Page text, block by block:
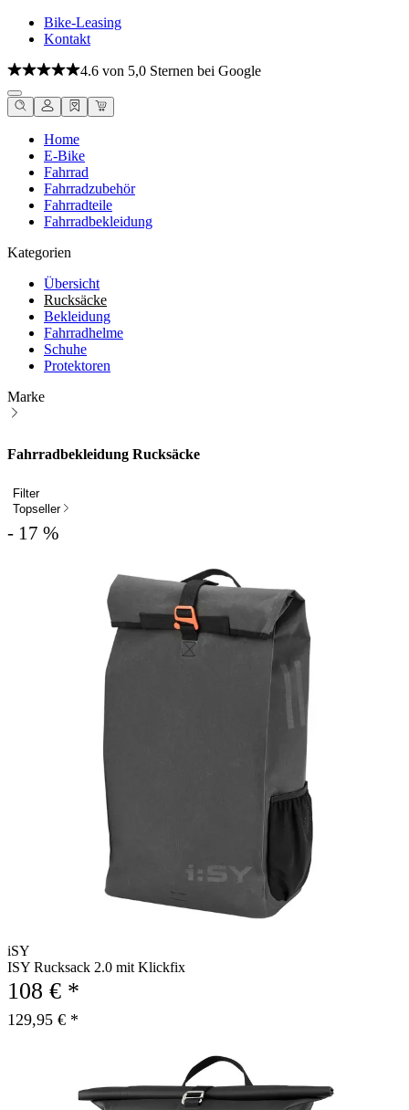
Bike-Leasing
Kontakt
4.6 von 5,0 Sternen bei Google
Home
E-Bike
Fahrrad
Fahrradzubehör
Fahrradteile
Fahrradbekleidung
Kategorien
Übersicht
Rucksäcke
Bekleidung
Fahrradhelme
Schuhe
Protektoren
Marke
Fahrradbekleidung Rucksäcke
Filter
Topseller
- 17 %
iSY
ISY Rucksack 2.0 mit Klickfix
108 € *
129,95 € *